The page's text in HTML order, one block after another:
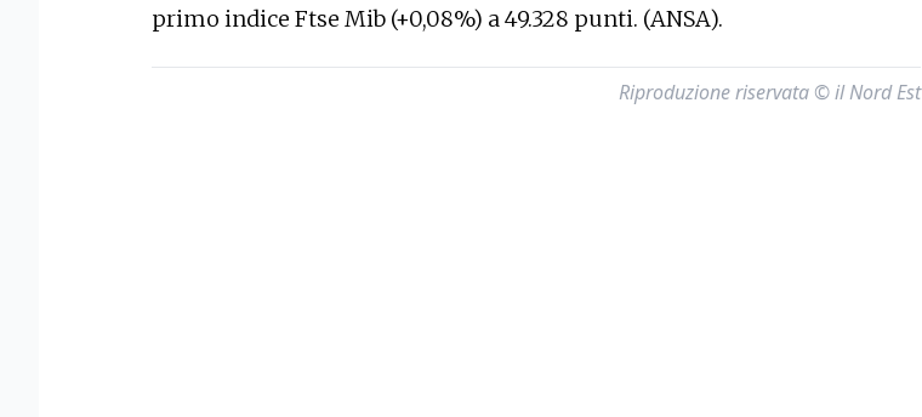
primo indice Ftse Mib (+0,08%) a 49.328 punti. (ANSA).
Riproduzione riservata © il Nord Est